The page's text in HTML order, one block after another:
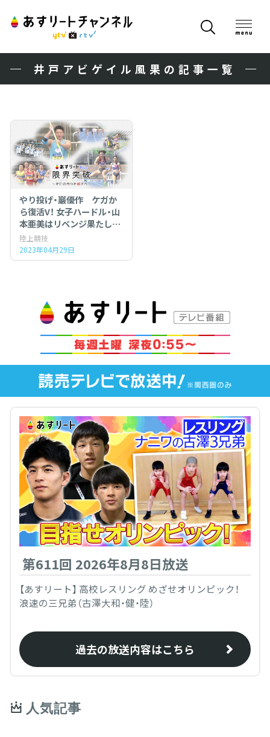
井戸アビゲイル風果の記事一覧
やり投げ・巖優作 ケガか
ら復活V！ 女子ハードル・山
本亜美はリベンジ果たし代
表内定 ！世界へ羽ばたく学
生アスリートたち 【あす
リートPlus】
陸上競技
2023年04月29日
第611回 2026年8月8日放送
【あすリート】 高校レスリング めざせオリンピック！
浪速の三兄弟（古澤大和・健・陸）
過去の放送内容はこちら
人気記事